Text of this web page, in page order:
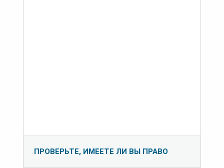
ПРОВЕРЬТЕ, ИМЕЕТЕ ЛИ ВЫ ПРАВО